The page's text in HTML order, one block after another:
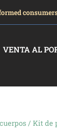
VENTA AL
/ Kit de